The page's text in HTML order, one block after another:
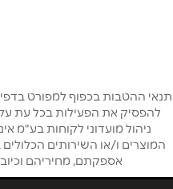
טלפון*
תנאי ההטבות בכפוף למפורט
להפסיק את הפעילות בכל עת
ניהול מועדוני לקוחות בע"מ
המוצרים ו/או השירותים
אספקתם, מחיריהם